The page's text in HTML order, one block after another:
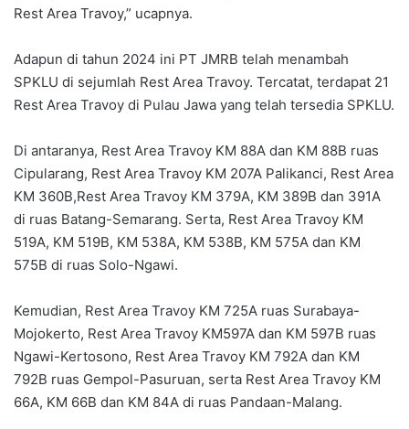
Rest Area Travoy,” ucapnya.
Adapun di tahun 2024 ini PT JMRB telah menambah
SPKLU di sejumlah Rest Area Travoy. Tercatat, terdapat 21
Rest Area Travoy di Pulau Jawa yang telah tersedia SPKLU.
Di antaranya, Rest Area Travoy KM 88A dan KM 88B ruas
Cipularang, Rest Area Travoy KM 207A Palikanci, Rest Area
KM 360B,Rest Area Travoy KM 379A, KM 389B dan 391A
di ruas Batang-Semarang. Serta, Rest Area Travoy KM
519A, KM 519B, KM 538A, KM 538B, KM 575A dan KM
575B di ruas Solo-Ngawi.
Kemudian, Rest Area Travoy KM 725A ruas Surabaya-
Mojokerto, Rest Area Travoy KM597A dan KM 597B ruas
Ngawi-Kertosono, Rest Area Travoy KM 792A dan KM
792B ruas Gempol-Pasuruan, serta Rest Area Travoy KM
66A, KM 66B dan KM 84A di ruas Pandaan-Malang.